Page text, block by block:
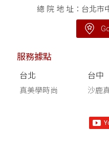
總 院 地 址：台北市
服務據點
台北
真美學時尚
台中
沙鹿